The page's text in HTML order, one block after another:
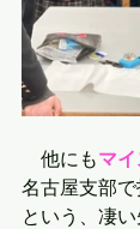
他にもマ
名古屋支部で
という、凄